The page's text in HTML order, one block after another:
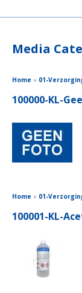
Media
Home » 01-
100000-KL-
Home » 01-
100001-KL-